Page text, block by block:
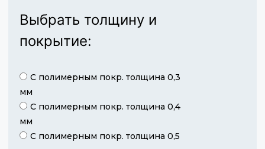
Выбрать толщину и
покрытие:
С полимерным покр. толщина 0,3
мм
С полимерным покр. толщина 0,4
мм
С полимерным покр. толщина 0,5